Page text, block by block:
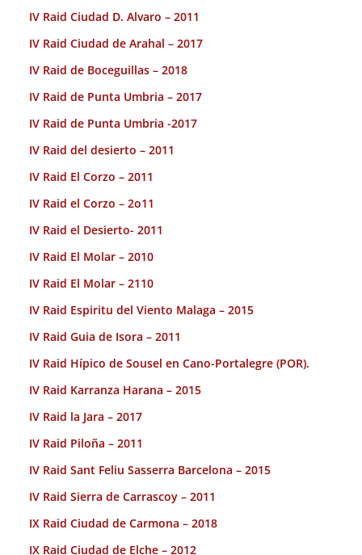
IV Raid Ciudad D. Alvaro – 2011
IV Raid Ciudad de Arahal – 2017
IV Raid de Boceguillas – 2018
IV Raid de Punta Umbria – 2017
IV Raid de Punta Umbria -2017
IV Raid del desierto – 2011
IV Raid El Corzo – 2011
IV Raid el Corzo – 2o11
IV Raid el Desierto- 2011
IV Raid El Molar – 2010
IV Raid El Molar – 2110
IV Raid Espiritu del Viento Malaga – 2015
IV Raid Guia de Isora – 2011
IV Raid Hípico de Sousel en Cano-Portalegre (POR).
IV Raid Karranza Harana – 2015
IV Raid la Jara – 2017
IV Raid Piloña – 2011
IV Raid Sant Feliu Sasserra Barcelona – 2015
IV Raid Sierra de Carrascoy – 2011
IX Raid Ciudad de Carmona – 2018
IX Raid Ciudad de Elche – 2012